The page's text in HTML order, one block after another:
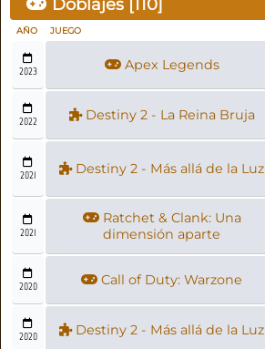
Doblajes [110]
AÑO JUEGO
2023 Apex Legends
2022 Destiny 2 - La Reina Bruja
2021 Destiny 2 - Más allá de la Luz
2021
Ratchet & Clank: Una
dimensión aparte
2020 Call of Duty: Warzone
2020 Destiny 2 - Más allá de la Luz